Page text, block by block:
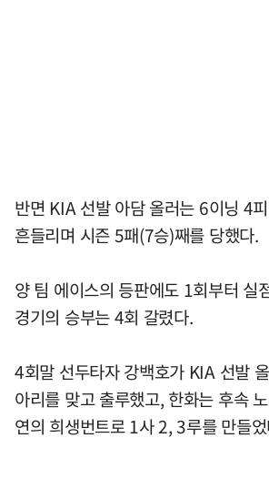
반면 KIA 선발 아담 올러는 6이닝 4
흔들리며 시즌 5패(7승)째를 당했다.
양 팀 에이스의 등판에도 1회부터 실
경기의 승부는 4회 갈렸다.
4회말 선두타자 강백호가 KIA 선발
아리를 맞고 출루했고, 한화는 후속
연의 희생번트로 1사 2, 3루를 만들